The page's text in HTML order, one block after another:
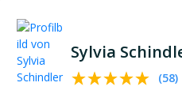
Sylvia
(58)